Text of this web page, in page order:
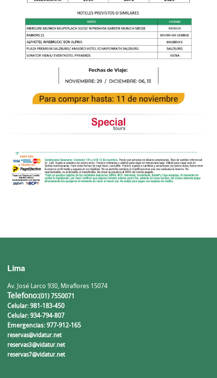
Lima
Av. José Larco 930, Miraflores 15074
Telefono:(01) 7550071
Celular: 981-183-450
Celular: 934-794-807
Emergencias: 977-912-165
reservas@vidatur.net
reservas3@vidatur.net
reservas7@vidatur.net